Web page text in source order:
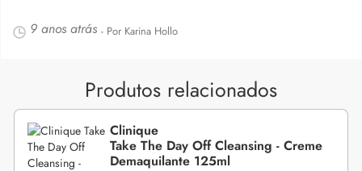
9 anos atrás - Por Karina Hollo
Produtos relacionados
Clinique
Take The Day Off Cleansing - Creme
Demaquilante 125ml